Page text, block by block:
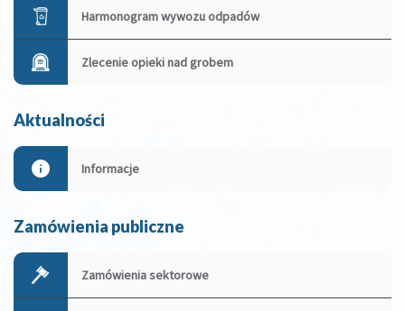
Harmonogram wywozu odpadów
Zlecenie opieki nad grobem
Aktualności
Informacje
Zamówienia publiczne
Zamówienia sektorowe